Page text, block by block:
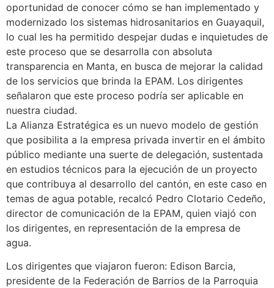
oportunidad de conocer cómo se han implementado y
modernizado los sistemas hidrosanitarios en Guayaquil,
lo cual les ha permitido despejar dudas e inquietudes de
este proceso que se desarrolla con absoluta
transparencia en Manta, en busca de mejorar la calidad
de los servicios que brinda la EPAM. Los dirigentes
señalaron que este proceso podría ser aplicable en
nuestra ciudad.
La Alianza Estratégica es un nuevo modelo de gestión
que posibilita a la empresa privada invertir en el ámbito
público mediante una suerte de delegación, sustentada
en estudios técnicos para la ejecución de un proyecto
que contribuya al desarrollo del cantón, en este caso en
temas de agua potable, recalcó Pedro Clotario Cedeño,
director de comunicación de la EPAM, quien viajó con
los dirigentes, en representación de la empresa de
agua.
Los dirigentes que viajaron fueron: Edison Barcia,
presidente de la Federación de Barrios de la Parroquia